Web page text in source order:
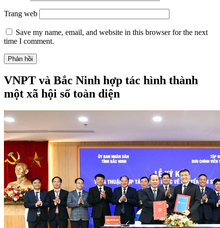
Trang web
Save my name, email, and website in this browser for the next
time I comment.
VNPT và Bắc Ninh hợp tác hình thành
một xã hội số toàn diện